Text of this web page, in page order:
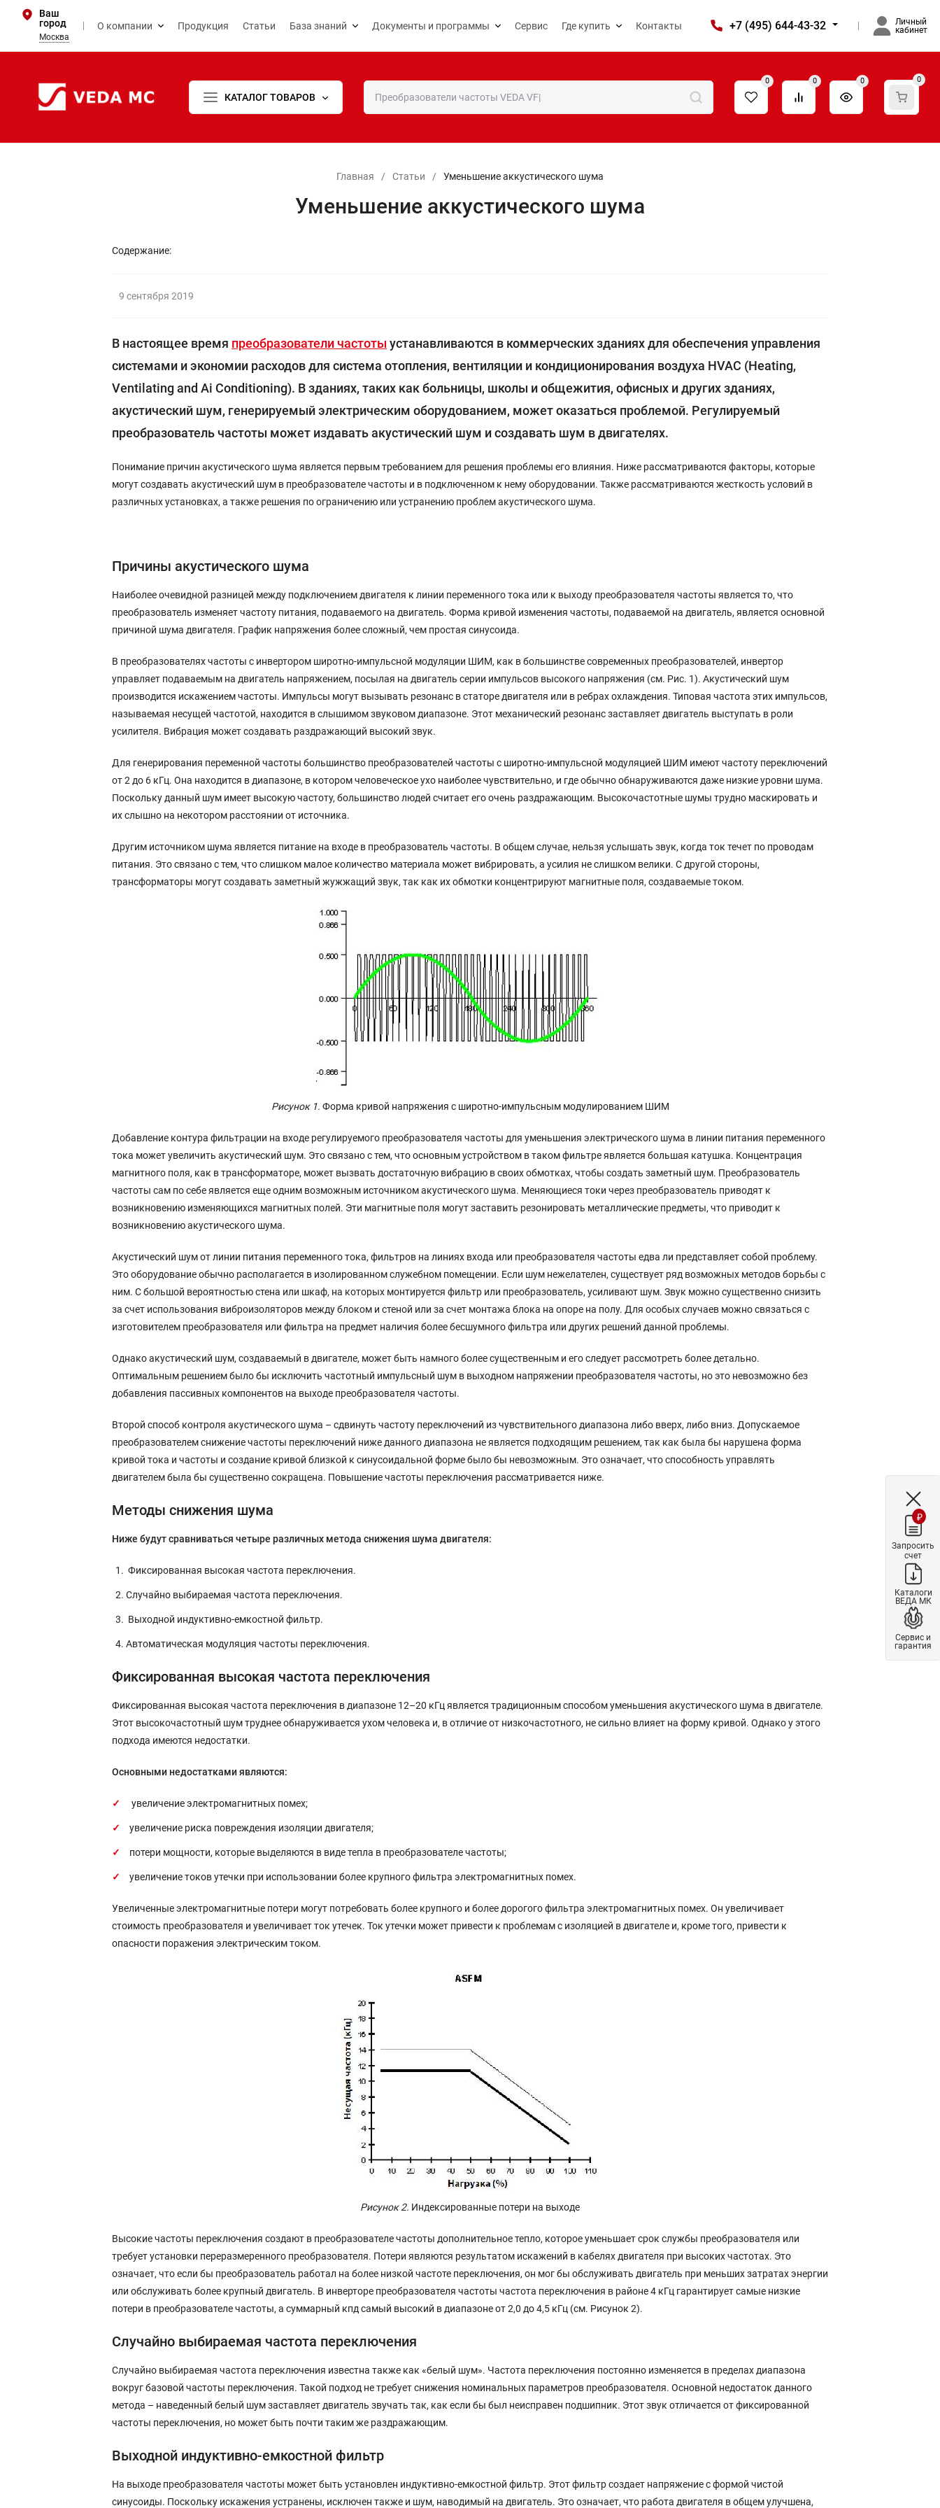
Ваш
город
Москва
О компании Продукция Статьи База знаний Документы и программы Сервис Где купить Контакты +7 (495) 644-43-32
Личный
кабинет
КАТАЛОГ ТОВАРОВ
0 0 0 0
Главная / Статьи / Уменьшение аккустического шума
Уменьшение аккустического шума
Содержание:
9 сентября 2019
В настоящее время преобразователи частоты устанавливаются в коммерческих зданиях для обеспечения управления
системами и экономии расходов для система отопления, вентиляции и кондиционирования воздуха HVAC (Heating,
Ventilating and Ai Conditioning). В зданиях, таких как больницы, школы и общежития, офисных и других зданиях,
акустический шум, генерируемый электрическим оборудованием, может оказаться проблемой. Регулируемый
преобразователь частоты может издавать акустический шум и создавать шум в двигателях.
Понимание причин акустического шума является первым требованием для решения проблемы его влияния. Ниже рассматриваются факторы, которые
могут создавать акустический шум в преобразователе частоты и в подключенном к нему оборудовании. Также рассматриваются жесткость условий в
различных установках, а также решения по ограничению или устранению проблем акустического шума.
Причины акустического шума
Наиболее очевидной разницей между подключением двигателя к линии переменного тока или к выходу преобразователя частоты является то, что
преобразователь изменяет частоту питания, подаваемого на двигатель. Форма кривой изменения частоты, подаваемой на двигатель, является основной
причиной шума двигателя. График напряжения более сложный, чем простая синусоида.
В преобразователях частоты с инвертором широтно-импульсной модуляции ШИМ, как в большинстве современных преобразователей, инвертор
управляет подаваемым на двигатель напряжением, посылая на двигатель серии импульсов высокого напряжения (см. Рис. 1). Акустический шум
производится искажением частоты. Импульсы могут вызывать резонанс в статоре двигателя или в ребрах охлаждения. Типовая частота этих импульсов,
называемая несущей частотой, находится в слышимом звуковом диапазоне. Этот механический резонанс заставляет двигатель выступать в роли
усилителя. Вибрация может создавать раздражающий высокий звук.
Для генерирования переменной частоты большинство преобразователей частоты с широтно-импульсной модуляцией ШИМ имеют частоту переключений
от 2 до 6 кГц. Она находится в диапазоне, в котором человеческое ухо наиболее чувствительно, и где обычно обнаруживаются даже низкие уровни шума.
Поскольку данный шум имеет высокую частоту, большинство людей считает его очень раздражающим. Высокочастотные шумы трудно маскировать и
их слышно на некотором расстоянии от источника.
Другим источником шума является питание на входе в преобразователь частоты. В общем случае, нельзя услышать звук, когда ток течет по проводам
питания. Это связано с тем, что слишком малое количество материала может вибрировать, а усилия не слишком велики. С другой стороны,
трансформаторы могут создавать заметный жужжащий звук, так как их обмотки концентрируют магнитные поля, создаваемые током.
Рисунок 1. Форма кривой напряжения с широтно-импульсным модулированием ШИМ
Добавление контура фильтрации на входе регулируемого преобразователя частоты для уменьшения электрического шума в линии питания переменного
тока может увеличить акустический шум. Это связано с тем, что основным устройством в таком фильтре является большая катушка. Концентрация
магнитного поля, как в трансформаторе, может вызвать достаточную вибрацию в своих обмотках, чтобы создать заметный шум. Преобразователь
частоты сам по себе является еще одним возможным источником акустического шума. Меняющиеся токи через преобразователь приводят к
возникновению изменяющихся магнитных полей. Эти магнитные поля могут заставить резонировать металлические предметы, что приводит к
возникновению акустического шума.
Акустический шум от линии питания переменного тока, фильтров на линиях входа или преобразователя частоты едва ли представляет собой проблему.
Это оборудование обычно располагается в изолированном служебном помещении. Если шум нежелателен, существует ряд возможных методов борьбы с
ним. С большой вероятностью стена или шкаф, на которых монтируется фильтр или преобразователь, усиливают шум. Звук можно существенно снизить
за счет использования виброизоляторов между блоком и стеной или за счет монтажа блока на опоре на полу. Для особых случаев можно связаться с
изготовителем преобразователя или фильтра на предмет наличия более бесшумного фильтра или других решений данной проблемы.
Однако акустический шум, создаваемый в двигателе, может быть намного более существенным и его следует рассмотреть более детально.
Оптимальным решением было бы исключить частотный импульсный шум в выходном напряжении преобразователя частоты, но это невозможно без
добавления пассивных компонентов на выходе преобразователя частоты.
Второй способ контроля акустического шума – сдвинуть частоту переключений из чувствительного диапазона либо вверх, либо вниз. Допускаемое
преобразователем снижение частоты переключений ниже данного диапазона не является подходящим решением, так как была бы нарушена форма
кривой тока и частоты и создание кривой близкой к синусоидальной форме было бы невозможным. Это означает, что способность управлять
двигателем была бы существенно сокращена. Повышение частоты переключения рассматривается ниже.
Методы снижения шума
Ниже будут сравниваться четыре различных метода снижения шума двигателя:
Фиксированная высокая частота переключения.
Случайно выбираемая частота переключения.
Выходной индуктивно-емкостной фильтр.
Автоматическая модуляция частоты переключения.
Фиксированная высокая частота переключения
Фиксированная высокая частота переключения в диапазоне 12–20 кГц является традиционным способом уменьшения акустического шума в двигателе.
Этот высокочастотный шум труднее обнаруживается ухом человека и, в отличие от низкочастотного, не сильно влияет на форму кривой. Однако у этого
подхода имеются недостатки.
Основными недостатками являются:
увеличение электромагнитных помех;
увеличение риска повреждения изоляции двигателя;
потери мощности, которые выделяются в виде тепла в преобразователе частоты;
увеличение токов утечки при использовании более крупного фильтра электромагнитных помех.
Увеличенные электромагнитные потери могут потребовать более крупного и более дорогого фильтра электромагнитных помех. Он увеличивает
стоимость преобразователя и увеличивает ток утечек. Ток утечки может привести к проблемам с изоляцией в двигателе и, кроме того, привести к
опасности поражения электрическим током.
Рисунок 2. Индексированные потери на выходе
Высокие частоты переключения создают в преобразователе частоты дополнительное тепло, которое уменьшает срок службы преобразователя или
требует установки переразмеренного преобразователя. Потери являются результатом искажений в кабелях двигателя при высоких частотах. Это
означает, что если бы преобразователь работал на более низкой частоте переключения, он мог бы обслуживать двигатель при меньших затратах энергии
или обслуживать более крупный двигатель. В инверторе преобразователя частоты частота переключения в районе 4 кГц гарантирует самые низкие
потери в преобразователе частоты, а суммарный кпд самый высокий в диапазоне от 2,0 до 4,5 кГц (см. Рисунок 2).
Случайно выбираемая частота переключения
Случайно выбираемая частота переключения известна также как «белый шум». Частота переключения постоянно изменяется в пределах диапазона
вокруг базовой частоты переключения. Такой подход не требует снижения номинальных параметров преобразователя. Основной недостаток данного
метода – наведенный белый шум заставляет двигатель звучать так, как если бы был неисправен подшипник. Этот звук отличается от фиксированной
частоты переключения, но может быть почти таким же раздражающим.
Выходной индуктивно-емкостной фильтр
На выходе преобразователя частоты может быть установлен индуктивно-емкостной фильтр. Этот фильтр создает напряжение с формой чистой
синусоиды. Поскольку искажения устранены, исключен также и шум, наводимый на двигатель. Это означает, что работа двигателя в общем улучшена,
₽
Запросить
счет
Каталоги
ВЕДА МК
Сервис и
гарантия